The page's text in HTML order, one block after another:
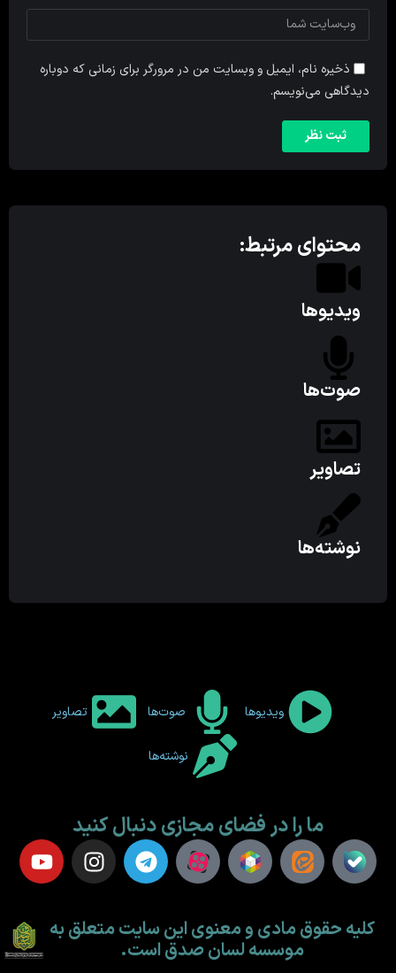
ذخیره نام، ایمیل و وبسایت من در مرورگر برای زمانی که دوباره
دیدگاهی می‌نویسم.
محتوای مرتبط:
ویدیوها
صوت‌ها
تصاویر
نوشته‌ها
ویدیوها صوت‌ها تصاویر
نوشته‌ها
ما را در فضای مجازی دنبال کنید
کلیه حقوق مادی و معنوی این سایت متعلق به
موسسه لسان صدق است.